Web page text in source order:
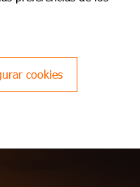
cookies